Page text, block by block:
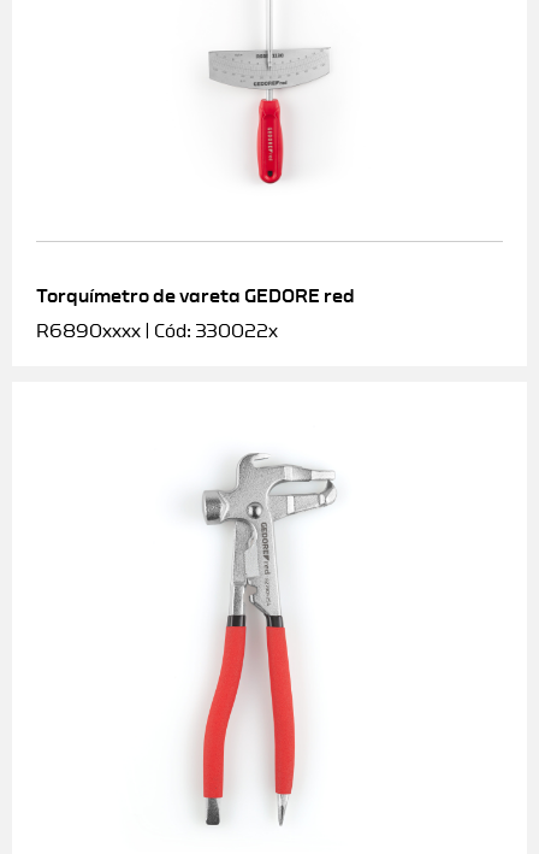
Torquímetro de vareta GEDORE red
R6890xxxx | Cód: 330022x